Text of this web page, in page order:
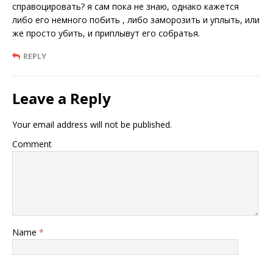
справоцировать? я сам пока не знаю, однако кажется
либо его немного побить , либо заморозить и уплыть, или
же просто убить, и приплывут его собратья.
REPLY
Leave a Reply
Your email address will not be published.
Comment
Name *